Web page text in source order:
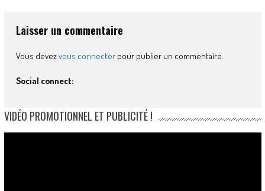
Laisser un commentaire
Vous devezvous connecterpour publier un commentaire.
Social connect:
VIDÉO PROMOTIONNEL ET PUBLICITÉ !